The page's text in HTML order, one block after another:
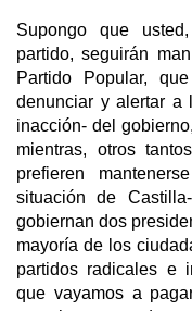
Supongo que
partido, seguirán
Partido Popular,
denunciar y alertar a
inacción- del
mientras, otros
prefieren
situación de
gobiernan dos
mayoría de los
partidos radicales e
que vayamos a